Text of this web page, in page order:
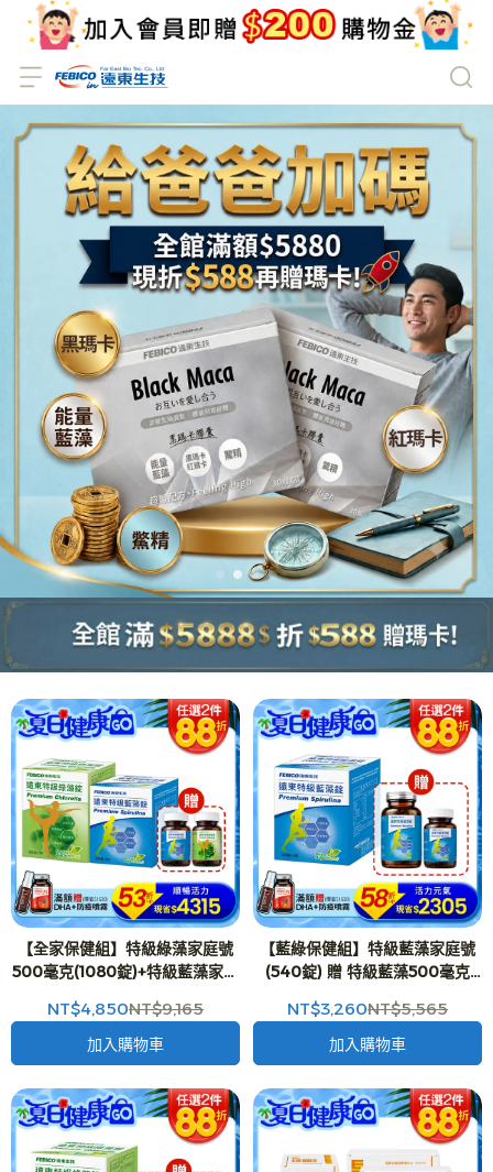
【全家保健組】特級綠藻家庭號
500毫克(1080錠)+特級藍藻家庭
500毫克(30錠)+特級藍藻500毫
克(30錠)
NT$4,850NT$9,165
加入購物車
【藍綠保健組】特級藍藻家庭號
(540錠) 贈 特級藍藻500毫克
NT$3,260NT$5,565
加入購物車